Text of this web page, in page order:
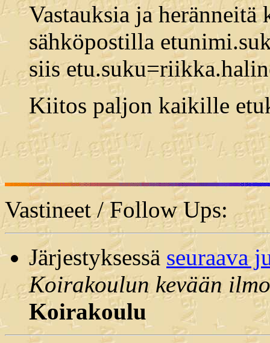
Vastauksia ja
sähköpostilla
siis
Kiitos paljon kaikille
Vastineet / Follow Ups:
Järjestyksessä seuraava
Koirakoulun kevään
Koirakoulu